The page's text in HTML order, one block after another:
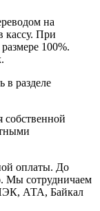
на
кассу. При
100%.
в разделе
собственной
оплаты. До
Мы сотрудничаем
АТА, Байкал